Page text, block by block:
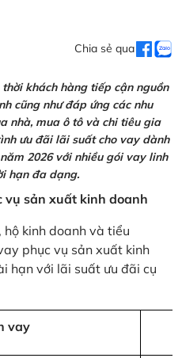
Chia sẻ qua
khách hàng tiếp cận nguồn
cũng như đáp ứng các nhu
nhà, mua ô tô và chi tiêu gia
ưu đãi lãi suất cho vay dành
2026 với nhiều gói vay linh
hạn đa dạng.
vụ sản xuất kinh doanh
kinh doanh và tiểu
phục vụ sản xuất kinh
hạn với lãi suất ưu đãi cụ
vay